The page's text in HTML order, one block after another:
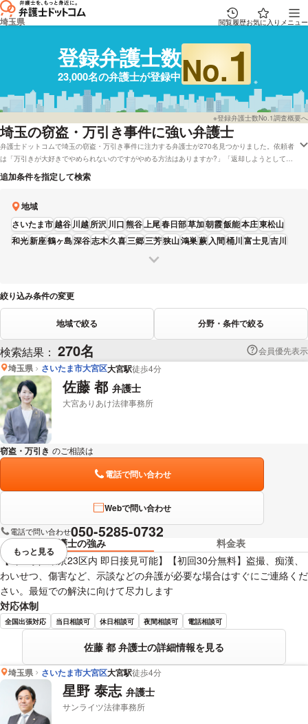
埼玉県 閲覧履歴お気に入り メニュー
登録弁護士数
23,000名の弁護士が登録中No.1
※登録弁護士数No.1調査概要へ
埼玉の窃盗・万引き事件に強い弁護士
弁護士ドットコムで埼玉の窃盗・万引き事件に注力する弁護士が270名見つかりました。依頼者
は「万引きが大好きでやめられないのですがやめる方法はありますか?」「返却しようとして拒
否された物を使って相手を窃盗で訴える事は可能ですか?」などの質問を抱えております。弁護
士ドットコムでは弁護士費用を後払いで応対してくれる弁護士や着手金無料で受付している埼玉
士や評判が良い弁護士の選び方などの情報はほとんど調べたけど、埼玉周辺の法律事務所の弁護
士を料金で比較したい」などのニーズにも応じることができます。弁護士の中には「福祉職とし
ての考え方や経験・ソーシャルワークの技術を活用することで相談者を理解し、寄り添った事件
処理ができ、相談者にも親しみやすいと言ってもらえています。」とおっしゃる方もいます。窃
盗・万引き事件で課題を抱えている方は成功報酬金額や経歴などの希望を考慮して、自身にあう
追加条件を指定して検索
地域
さいたま市越谷川越所沢川口熊谷上尾春日部草加朝霞飯能本庄東松山
和光新座鶴ヶ島深谷志木久喜三郷三芳狭山鴻巣蕨入間桶川富士見吉川
絞り込み条件の変更
地域で絞る 分野・条件で絞る
検索結果： 270名 会員優先表示
埼玉県 さいたま市大宮区大宮駅徒歩4分
佐藤 都 弁護士
大宮ありあけ法律事務所
窃盗・万引き のご相談は
電話で問い合わせ
Webで問い合わせ
電話で問い合わせ050-5285-0732
弁護士の強み
料金表
【埼玉県／東京23区内 即日接見可能】【初回30分無料】盗撮、痴漢、
わいせつ、傷害など、示談などの弁護が必要な場合はすぐにご連絡くだ
さい。最短での解決に向けて尽力します
対応体制
全国出張対応 当日相談可 休日相談可 夜間相談可 電話相談可
佐藤 都 弁護士の詳細情報を見る
視覚的に省略されている要素を
もっと見る
埼玉県 さいたま市大宮区大宮駅徒歩4分
星野 泰志 弁護士
サンライツ法律事務所